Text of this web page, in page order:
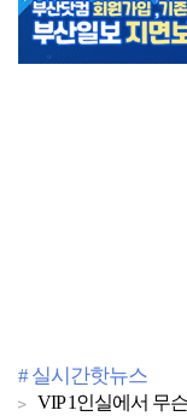
# 실시간핫뉴스
VIP 1인실에서 무